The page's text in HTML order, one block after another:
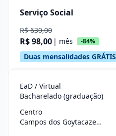
Serviço Social
R$ 630,00
R$ 98,00 | mês -84%
Duas mensalidades GRÁTIS
EaD / Virtual
Bacharelado (graduação)
Centro
Campos dos Goytacazes/RJ